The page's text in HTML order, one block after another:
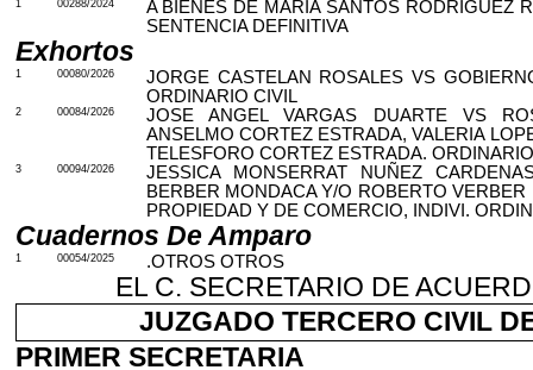
1 00288/2024
A BIENES DE MARIA SANTOS RODRIGUEZ
SENTENCIA DEFINITIVA
Exhortos
1 00080/2026
JORGE CASTELAN ROSALES VS
ORDINARIO CIVIL
2 00084/2026
JOSE ANGEL VARGAS DUARTE VS
ANSELMO CORTEZ ESTRADA, VALERIA
TELESFORO CORTEZ ESTRADA.
3 00094/2026
JESSICA MONSERRAT NUÑEZ
BERBER MONDACA Y/O ROBERTO
PROPIEDAD Y DE COMERCIO, INDIVI.
Cuadernos De Amparo
1 00054/2025 .OTROS OTROS
EL C. SECRETARIO DE
JUZGADO TERCERO CIVIL
PRIMER SECRETARIA